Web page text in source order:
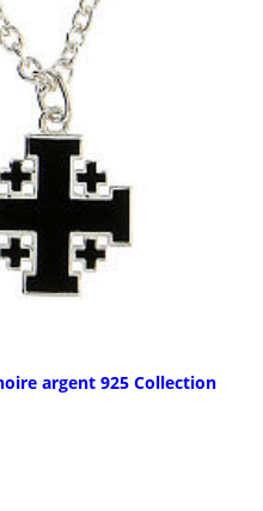
argent 925 Collection